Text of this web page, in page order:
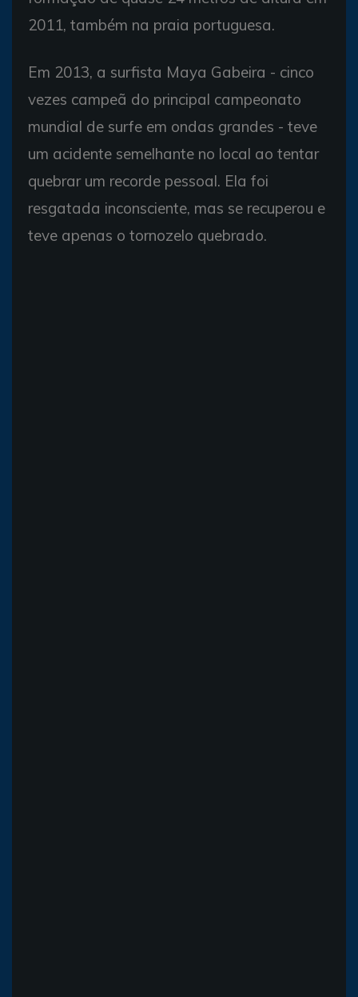
2011, também na praia portuguesa.
Em 2013, a surfista Maya Gabeira - cinco
vezes campeã do principal campeonato
mundial de surfe em ondas grandes - teve
um acidente semelhante no local ao tentar
quebrar um recorde pessoal. Ela foi
resgatada inconsciente, mas se recuperou e
teve apenas o tornozelo quebrado.